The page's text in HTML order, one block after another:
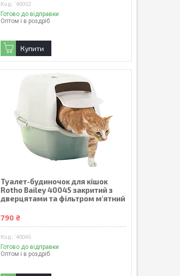
`40052
Готово до відправки
Оптом і в роздріб
Купити
Туалет-будиночок для кішок
Rotho Bailey 40045 закритий з
дверцятами та фільтром м'ятний
790 ₴
`40045
Готово до відправки
Оптом і в роздріб